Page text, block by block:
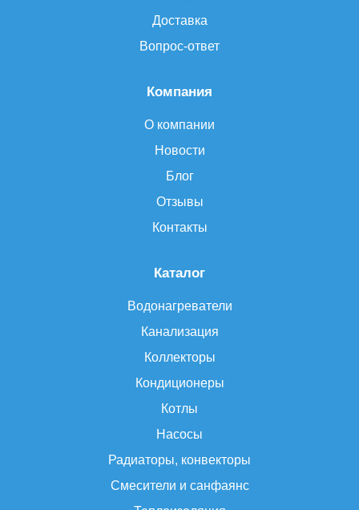
Каталог
Водонагреватели
Канализация
Коллекторы
Кондиционеры
Котлы
Насосы
Радиаторы, конвекторы
Смесители и санфаянс
Компания
О компании
Новости
Блог
Отзывы
Контакты
Доставка
Вопрос-ответ